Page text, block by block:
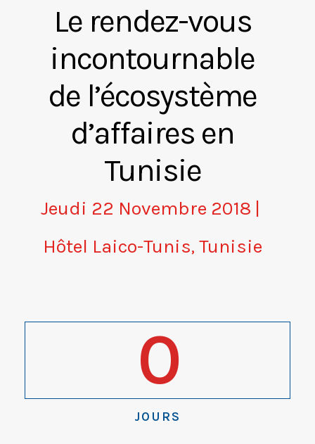
Le rendez-vous
incontournable
de l’écosystème
d’affaires en
Tunisie
Jeudi 22 Novembre 2018 |
Hôtel Laico-Tunis, Tunisie
0
JOURS